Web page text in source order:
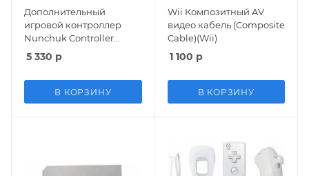
Дополнительный
игровой контроллер
Nunchuk Controller
(Белого цвета) Оригинал
Wii/WiiU
5 330 р
В КОРЗИНУ
Wii Композитный AV
видео кабель (Composite
Cable)(Wii)
1 100 р
В КОРЗИНУ